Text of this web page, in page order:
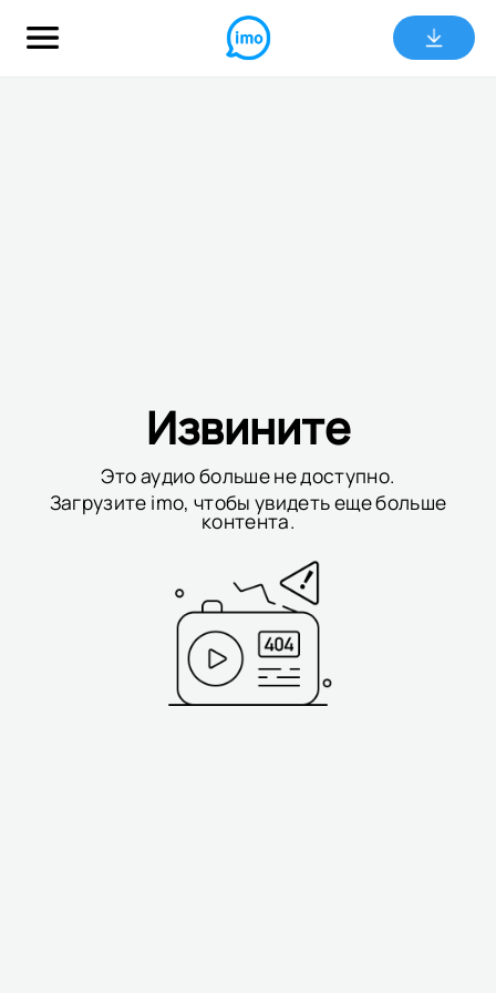
Извините
Это аудио больше не доступно.
Загрузите imo, чтобы увидеть еще больше
контента.